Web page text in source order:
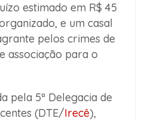
estimado em R$ 45
e um casal
pelos crimes de
associação para o
pela 5ª Delegacia de
(DTE/Irecê),